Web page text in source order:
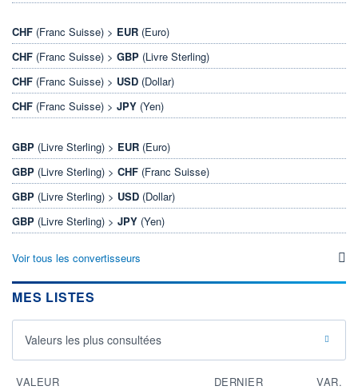
CHF (Franc Suisse) > EUR (Euro)
CHF (Franc Suisse) > GBP (Livre Sterling)
CHF (Franc Suisse) > USD (Dollar)
CHF (Franc Suisse) > JPY (Yen)
GBP (Livre Sterling) > EUR (Euro)
GBP (Livre Sterling) > CHF (Franc Suisse)
GBP (Livre Sterling) > USD (Dollar)
GBP (Livre Sterling) > JPY (Yen)
Voir tous les convertisseurs
MES LISTES
Valeurs les plus consultées
VALEUR DERNIER
VAR.